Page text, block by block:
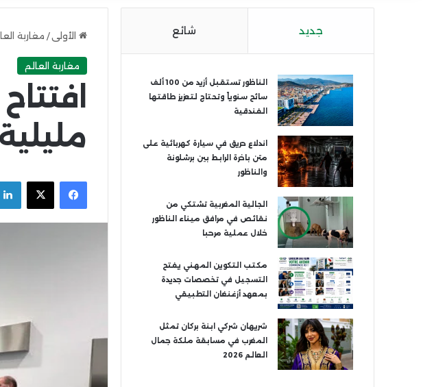
الأولى / مغاربة
مغاربة العالم
Facebook
X
جديد شائع
الناظور تستقبل أزيد من 100 ألف
سائح سنوياً وتحتاج لتعزيز طاقتها
الفندقية
اندلاع حريق في سيارة كهربائية على
متن باخرة الرابط بين برشلونة
والناظور
الجالية المغربية تشتكي من
نقائص في مرافق ميناء الناظور
خلال عملية مرحبا
مكتب التكوين المهني يفتح
التسجيل في تخصصات جديدة
بمعهد أزغنغان التطبيقي
شريهان شركي ابنة بركان تمثل
المغرب في مسابقة ملكة جمال
العالم 2026